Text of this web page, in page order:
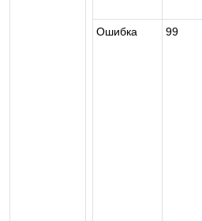
Ошибка
99